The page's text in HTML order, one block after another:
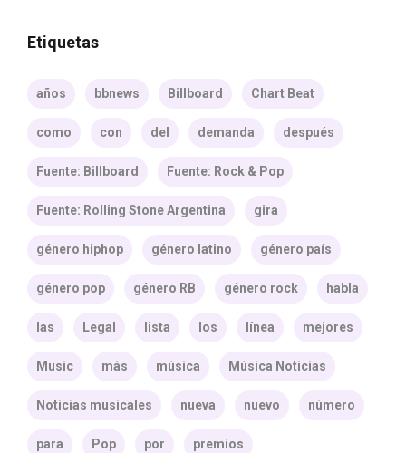
Etiquetas
años bbnews Billboard Chart Beat
como con del demanda después
Fuente: Billboard Fuente: Rock & Pop
Fuente: Rolling Stone Argentina gira
género hiphop género latino género país
género pop género RB género rock habla
las Legal lista los línea mejores
Music más música Música Noticias
Noticias musicales nueva nuevo número
para Pop por premios